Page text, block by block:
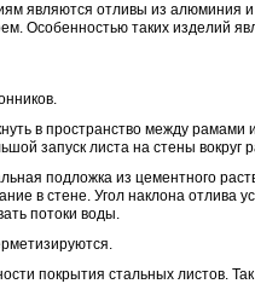
являются отливы из алюминия
Особенностью таких изделий
в пространство между рамами
запуск листа на стены вокруг
подложка из цементного
в стене. Угол наклона отлива
потоки воды.
покрытия стальных листов.